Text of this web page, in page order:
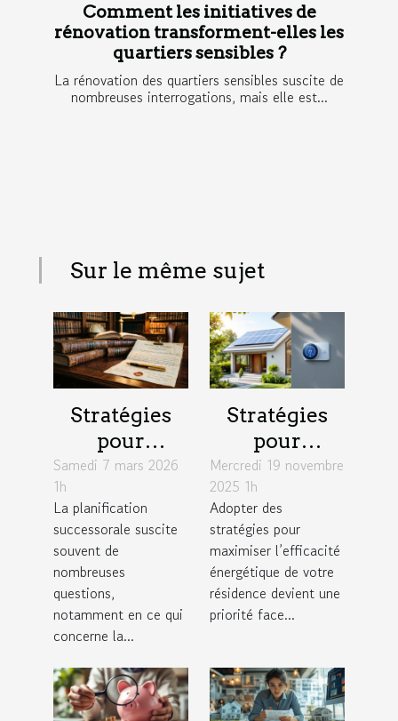
Comment les initiatives de
rénovation transforment-elles les
quartiers sensibles ?
La rénovation des quartiers sensibles suscite de
nombreuses interrogations, mais elle est...
Sur le même sujet
Stratégies
pour
optimiser les
succession
sans impôts
excessifs
Samedi 7 mars 2026
1h
La planification
successorale suscite
souvent de
nombreuses
questions,
notamment en ce qui
concerne la...
Stratégies
pour
maximiser
l'efficacité
énergétique
dans votre
résidence
Mercredi 19 novembre
2025 1h
Adopter des
stratégies pour
maximiser l’efficacité
énergétique de votre
résidence devient une
priorité face...